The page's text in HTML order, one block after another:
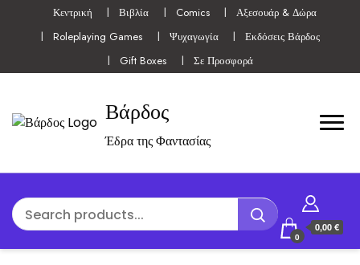
Κεντρική Βιβλία Comics
Αξεσουάρ & Δώρα
Roleplaying Games
Ψυχαγωγία
Εκδόσεις Βάρδος
Gift Boxes
Σε Προσφορά
Βάρδος
Έδρα της Φαντασίας
0
0,00 €